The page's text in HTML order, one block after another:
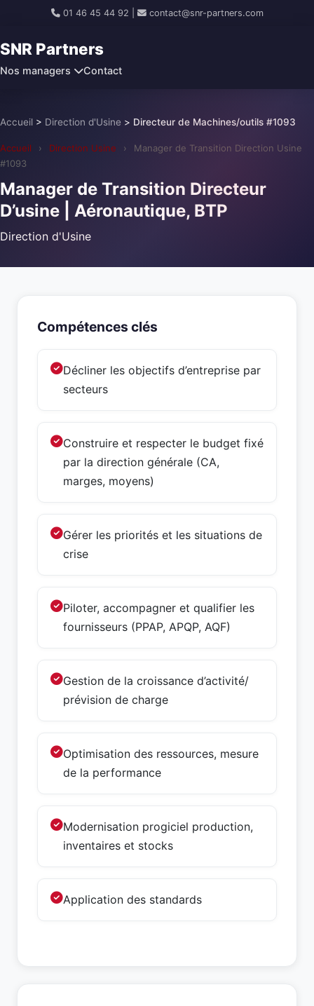
01 46 45 44 92 contact@snr-partners.com
SNR Partners
Nos managers Contact
Accueil > Direction d'Usine > Directeur de Machines/outils #1093
Accueil › Direction Usine ›
Manager de Transition Direction Usine
#1093
Manager de Transition Directeur
D’usine | Aéronautique, BTP
Direction d'Usine
Compétences clés
Décliner les objectifs d’entreprise par
secteurs
Construire et respecter le budget fixé
par la direction générale (CA,
marges, moyens)
Gérer les priorités et les situations de
crise
Piloter, accompagner et qualifier les
fournisseurs (PPAP, APQP, AQF)
Gestion de la croissance d’activité/
prévision de charge
Optimisation des ressources, mesure
de la performance
Modernisation progiciel production,
inventaires et stocks
Application des standards